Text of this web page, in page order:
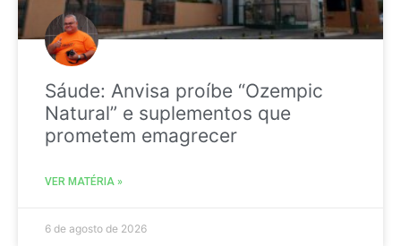
Sáude: Anvisa proíbe “Ozempic
Natural” e suplementos que
prometem emagrecer
VER MATÉRIA »
6 de agosto de 2026